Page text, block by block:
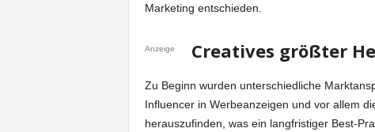
Marketing entschieden.
Anzeige Creatives größter
Zu Beginn wurden unterschiedliche
Influencer in Werbeanzeigen und vor allem
herauszufinden, was ein langfristiger Best-